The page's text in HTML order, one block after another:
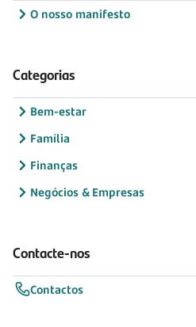
O nosso manifesto
Categorias
Bem-estar
Família
Finanças
Negócios & Empresas
Contacte-nos
Contactos